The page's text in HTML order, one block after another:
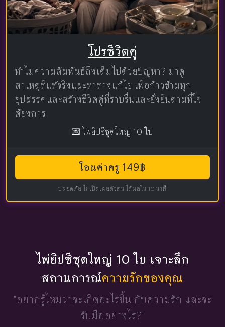
โปรชีวิตคู่
ทำไมความสัมพันธ์ถึงเต็มไปด้วยปัญหา? มาดู
สาเหตุที่แท้จริงและหาทางแก้ไข เพื่อก้าวข้ามทุก
อุปสรรคและสร้างชีวิตคู่ที่ราบรื่นและยั่งยืนตามที่ใจ
ต้องการ
💌 ไพ่ยิปซีชุดใหญ่ 10 ใบ
โอนค่าครู 149฿
ปลอดภัย ไม่เปิดเผยตัวตน ได้ผลใน 10 นาที
ไพ่ยิปซีชุดใหญ่ 10 ใบ เจาะลึก
สถานการณ์ความรักของคุณ
"อยากรู้ไหมว่าจะเกิดอะไรขึ้น กับความรัก และจะ
รับมืออย่างไร?"